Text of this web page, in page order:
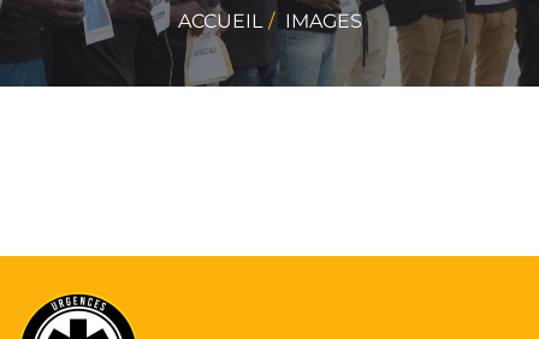
ACCUEIL IMAGES